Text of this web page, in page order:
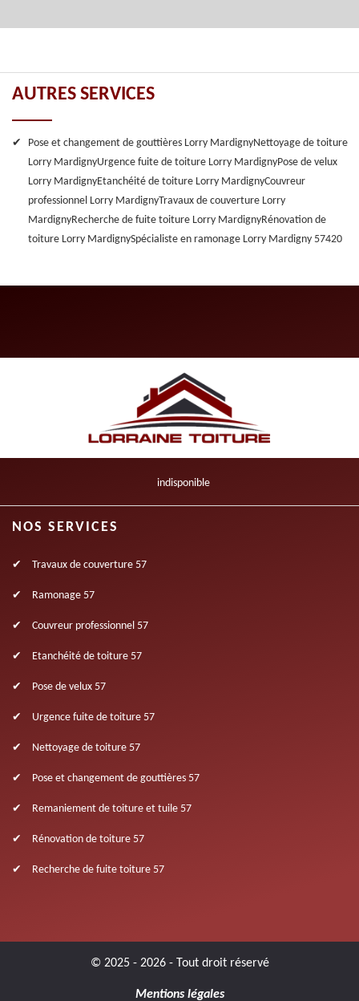
AUTRES SERVICES
Pose et changement de gouttières Lorry MardignyNettoyage de toiture
Lorry MardignyUrgence fuite de toiture Lorry MardignyPose de velux
Lorry MardignyEtanchéité de toiture Lorry MardignyCouvreur
professionnel Lorry MardignyTravaux de couverture Lorry
MardignyRecherche de fuite toiture Lorry MardignyRénovation de
toiture Lorry MardignySpécialiste en ramonage Lorry Mardigny 57420
indisponible
NOS SERVICES
Travaux de couverture 57
Ramonage 57
Couvreur professionnel 57
Etanchéité de toiture 57
Pose de velux 57
Urgence fuite de toiture 57
Nettoyage de toiture 57
Pose et changement de gouttières 57
Remaniement de toiture et tuile 57
Rénovation de toiture 57
Recherche de fuite toiture 57
© 2025 - 2026 - Tout droit réservé
Mentions légales